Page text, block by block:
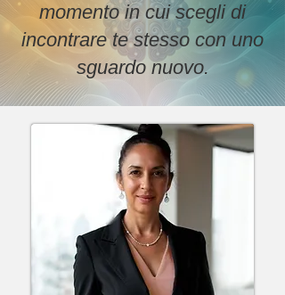
momento in cui scegli di
incontrare te stesso con uno
sguardo nuovo.